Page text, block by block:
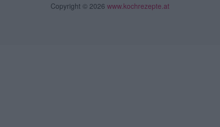
Copyright © 2026 www.kochrezepte.at